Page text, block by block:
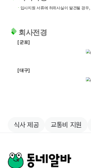
식사 제공 교통비 지원